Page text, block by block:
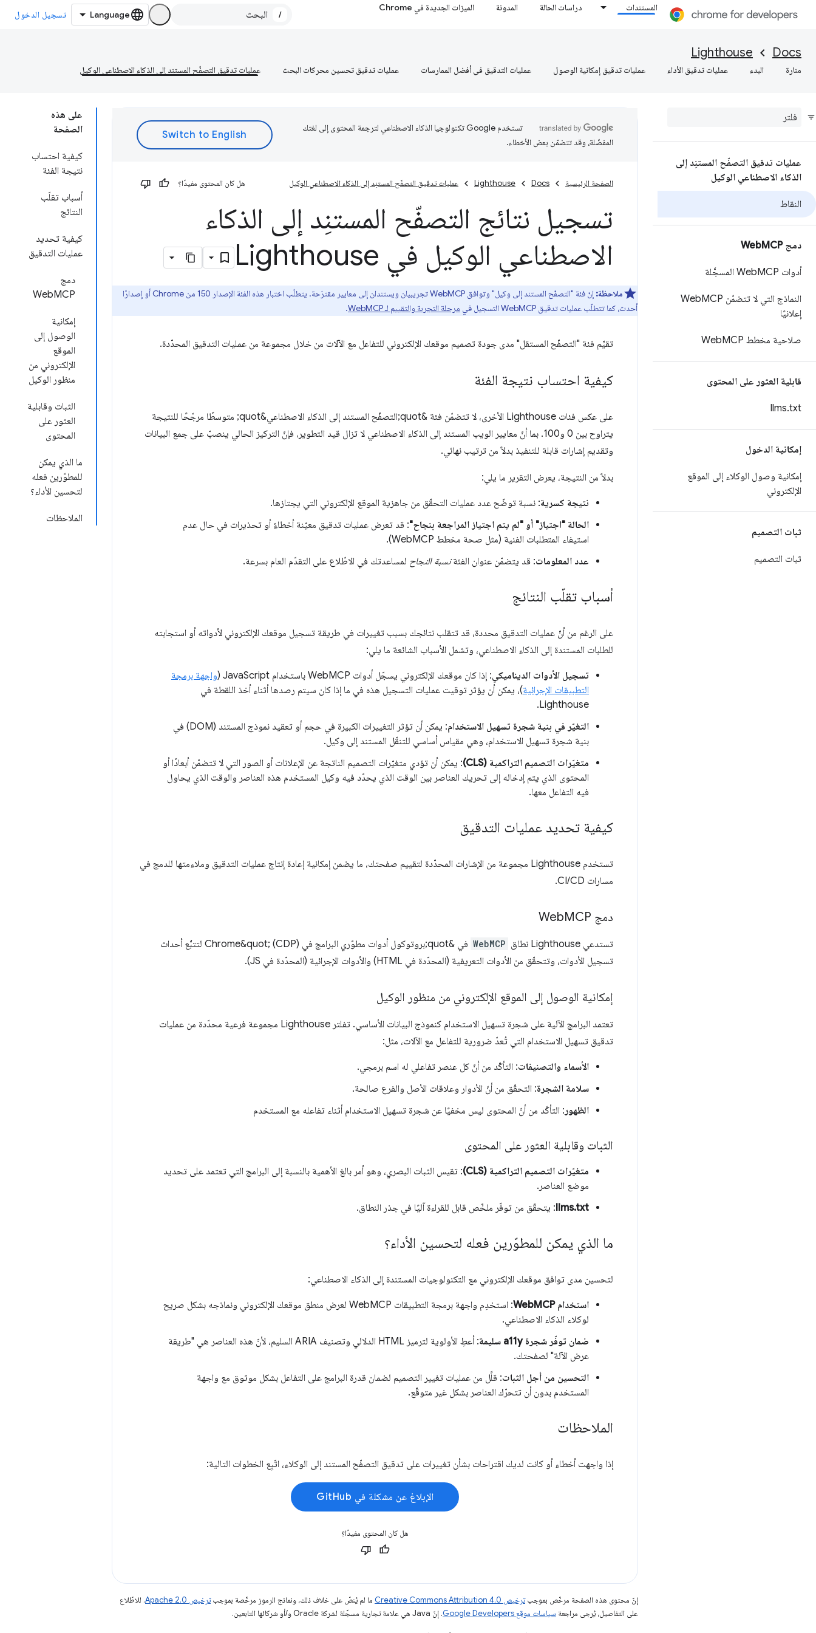
المستندات دراسات الحالة المدونة الميزات الجديدة في Chrome
/ تسجيل الدخول
Docs
Lighthouse
منارة البدء عمليات تدقيق الأداء عمليات تدقيق إمكانية الوصول عمليات التدقيق في أفضل الممارسات عمليات تدقيق تحسين محركات البحث عمليات تدقيق التصفّح المستنِد إلى الذكاء الاصطناعي الوكيل
عمليات تدقيق التصفّح المستنِد إلى
الذكاء الاصطناعي الوكيل
النقاط
دمج WebMCP
أدوات Web MCP المسجَّلة
النماذج التي لا تتضمّن Web MCP
إعلانيًا
صلاحية مخطط Web MCP
قابلية العثور على المحتوى
llms.txt
إمكانية الدخول
إمكانية وصول الوكلاء إلى الموقع
الإلكتروني
ثبات التصميم
ثبات التصميم
على هذه
الصفحة
كيفية احتساب
نتيجة الفئة
أسباب تقلّب
النتائج
كيفية تحديد
عمليات التدقيق
دمج
WebMCP
إمكانية
الوصول إلى
الموقع
الإلكتروني من
منظور الوكيل
الثبات وقابلية
العثور على
المحتوى
ما الذي يمكن
للمطوّرين فعله
لتحسين الأداء؟
الملاحظات
تستخدم Google تكنولوجيا الذكاء الاصطناعي لترجمة المحتوى إلى لغتك
المفضّلة، وقد تتضمّن بعض الأخطاء.
الصفحة الرئيسية Docs
Lighthouse عمليات تدقيق التصفّح المستنِد إلى الذكاء الاصطناعي الوكيل هل كان المحتوى مفيدًا؟
تسجيل نتائج التصفّح المستنِد إلى الذكاء
الاصطناعي الوكيل في Lighthouse
ملاحظة:
إنّ فئة "التصفّح المستند إلى وكيل" وتوافق WebMCP تجريبيان ويستندان إلى معايير مقترَحة. يتطلّب اختبار هذه الفئة الإصدار 150 من Chrome أو إصدارًا
أحدث، كما تتطلّب عمليات تدقيق WebMCP التسجيل في
مرحلة التجربة والتقييم لـ WebMCP .
تقيِّم فئة "التصفّح المستقل" مدى جودة تصميم موقعك الإلكتروني للتفاعل مع الآلات من خلال مجموعة من عمليات التدقيق المحدّدة.
كيفية احتساب نتيجة الفئة
على عكس فئات Lighthouse الأخرى، لا تتضمّن فئة &quot;التصفّح المستند إلى الذكاء الاصطناعي&quot; متوسطًا مرجّحًا للنتيجة
يتراوح بين 0 و100. بما أنّ معايير الويب المستند إلى الذكاء الاصطناعي لا تزال قيد التطوير، فإنّ التركيز الحالي ينصبّ على جمع البيانات
وتقديم إشارات قابلة للتنفيذ بدلاً من ترتيب نهائي.
بدلاً من النتيجة، يعرض التقرير ما يلي:
نتيجة كسرية: نسبة توضّح عدد عمليات التحقّق من جاهزية الموقع الإلكتروني التي يجتازها.
الحالة "اجتياز" أو "لم يتم اجتياز المراجعة بنجاح": قد تعرض عمليات تدقيق معيّنة أخطاءً أو تحذيرات في حال عدم
استيفاء المتطلبات الفنية (مثل صحة مخطط WebMCP).
عدد المعلومات: قد يتضمّن عنوان الفئةنسبة النجاح لمساعدتك في الاطّلاع على التقدّم العام بسرعة.
أسباب تقلّب النتائج
على الرغم من أنّ عمليات التدقيق محددة، قد تتقلب نتائجك بسبب تغييرات في طريقة تسجيل موقعك الإلكتروني لأدواته أو استجابته
للطلبات المستندة إلى الذكاء الاصطناعي، وتشمل الأسباب الشائعة ما يلي:
تسجيل الأدوات الديناميكي: إذا كان موقعك الإلكتروني يسجّل أدوات WebMCP باستخدام JavaScript (
واجهة برمجة
التطبيقات الإجرائية)، يمكن أن يؤثر توقيت عمليات التسجيل هذه في ما إذا كان سيتم رصدها أثناء أخذ اللقطة في
Lighthouse.
التغيّر في بنية شجرة تسهيل الاستخدام
: يمكن أن تؤثر التغييرات الكبيرة في حجم أو تعقيد نموذج المستند (DOM) في
بنية شجرة تسهيل الاستخدام، وهي مقياس أساسي للتنقّل المستند إلى وكيل.
متغيّرات التصميم التراكمية (CLS)
: يمكن أن تؤدي متغيّرات التصميم الناتجة عن الإعلانات أو الصور التي لا تتضمّن أبعادًا أو
المحتوى الذي يتم إدخاله إلى تحريك العناصر بين الوقت الذي يحدّد فيه وكيل المستخدم هذه العناصر والوقت الذي يحاول
فيه التفاعل معها.
كيفية تحديد عمليات التدقيق
تستخدم Lighthouse مجموعة من الإشارات المحدّدة لتقييم صفحتك، ما يضمن إمكانية إعادة إنتاج عمليات التدقيق وملاءمتها للدمج في
مسارات CI/CD.
دمج Web MCP
تستدعي Lighthouse نطاق WebMCP
في &quot;بروتوكول أدوات مطوّري البرامج في Chrome&quot; (CDP) لتتبُّع أحداث
تسجيل الأدوات، وتتحقّق من الأدوات التعريفية (المحدّدة في HTML) والأدوات الإجرائية (المحدّدة في JS).
إمكانية الوصول إلى الموقع الإلكتروني من منظور الوكيل
تعتمد البرامج الآلية على شجرة تسهيل الاستخدام كنموذج البيانات الأساسي. تفلتر Lighthouse مجموعة فرعية محدّدة من عمليات
تدقيق تسهيل الاستخدام التي تُعدّ ضرورية للتفاعل مع الآلات، مثل:
الأسماء والتصنيفات: التأكّد من أنّ كل عنصر تفاعلي له اسم برمجي.
سلامة الشجرة: التحقّق من أنّ الأدوار وعلاقات الأصل والفرع صالحة.
الظهور : التأكّد من أنّ المحتوى ليس مخفيًا عن شجرة تسهيل الاستخدام أثناء تفاعله مع المستخدم
الثبات وقابلية العثور على المحتوى
متغيّرات التصميم التراكمية (CLS)
: تقيس الثبات البصري، وهو أمر بالغ الأهمية بالنسبة إلى البرامج التي تعتمد على تحديد
موضع العناصر.
llms.txt: يتحقّق من توفّر ملخّص قابل للقراءة آليًا في جذر النطاق.
ما الذي يمكن للمطوّرين فعله لتحسين الأداء؟
لتحسين مدى توافق موقعك الإلكتروني مع التكنولوجيات المستندة إلى الذكاء الاصطناعي:
استخدام WebMCP
: استخدِم واجهة برمجة التطبيقات WebMCP لعرض منطق موقعك الإلكتروني ونماذجه بشكل صريح
لوكلاء الذكاء الاصطناعي.
ضمان توفّر شجرة a11y سليمة
: أعطِ الأولوية لترميز HTML الدلالي وتصنيف ARIA السليم، لأنّ هذه العناصر هي "طريقة
عرض الآلة" لصفحتك.
التحسين من أجل الثبات: قلِّل من عمليات تغيير التصميم لضمان قدرة البرامج على التفاعل بشكل موثوق مع واجهة
المستخدم بدون أن تتحرّك العناصر بشكل غير متوقّع.
الملاحظات
إذا واجهت أخطاء أو كانت لديك اقتراحات بشأن تغييرات على تدقيق التصفّح المستند إلى الوكلاء، اتّبِع الخطوات التالية:
الإبلاغ عن مشكلة في GitHub
هل كان المحتوى مفيدًا؟
إنّ محتوى هذه الصفحة مرخّص بموجبترخيص Creative Commons Attribution 4.0‏ ما لم يُنصّ على خلاف ذلك، ونماذج الرموز مرخّصة بموجبترخيص Apache 2.0‏
. للاطّلاع
على التفاصيل، يُرجى مراجعة سياسات موقع Google Developers‏ . إنّ Java هي علامة تجارية مسجَّلة لشركة Oracle و/أو شركائها التابعين.